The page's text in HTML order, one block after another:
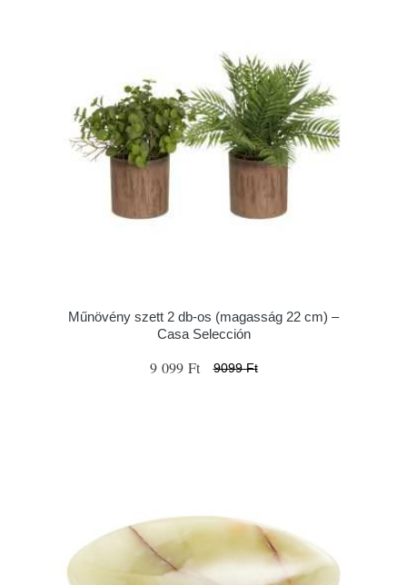
Műnövény szett 2 db-os (magasság 22 cm) –
Casa Selección
9 099 Ft 9099 Ft